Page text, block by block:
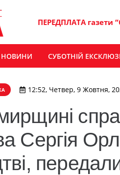
ПЕРЕДПЛАТА газети
НОВИНИ СУБОТНІЙ
12:52, Четвер, 9 Жовтня,
Сергія